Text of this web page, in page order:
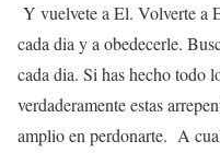
Y vuelvete a El. Volverte a
cada dia y a obedecerle.
cada dia. Si has hecho todo
verdaderamente estas
amplio en perdonarte. A